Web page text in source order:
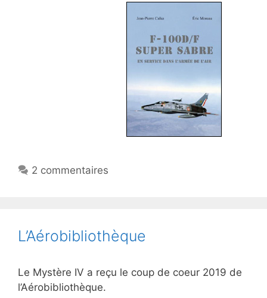
2 commentaires
L’Aérobibliothèque
Le Mystère IV a reçu le coup de coeur 2019 de
l’Aérobibliothèque.